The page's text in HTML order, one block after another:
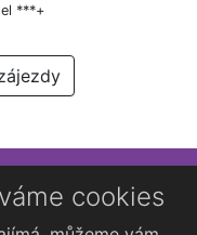
***+
o Kutné Hoře?
cookies